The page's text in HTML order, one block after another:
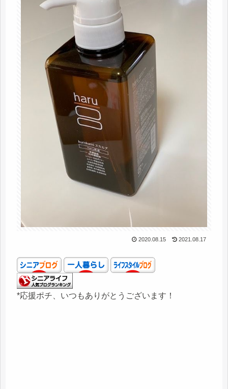
2020.08.15 2021.08.17
*応援ポチ、いつもありがとうございます！